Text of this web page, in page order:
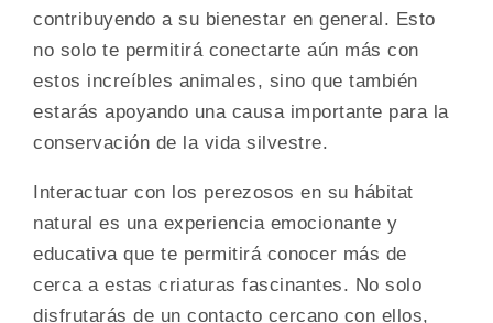
contribuyendo a su bienestar en general. Esto
no solo te permitirá conectarte aún más con
estos increíbles animales, sino que también
estarás apoyando una causa importante para la
conservación de la vida silvestre.
Interactuar con los perezosos en su hábitat
natural es una experiencia emocionante y
educativa que te permitirá conocer más de
cerca a estas criaturas fascinantes. No solo
disfrutarás de un contacto cercano con ellos,